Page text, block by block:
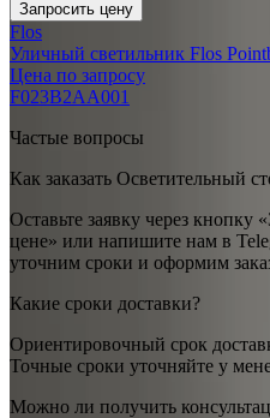
Запросить цену
Flos
Уличный светильник Flos
Цена по запросу
F023B2AA001
Частые вопросы
Как заказать Осветительный
Оставьте заявку через
цене» или напишите нам в
уточним сроки и оформим
Какие сроки доставки?
Ориентировочный срок
Точные сроки уточняйте у
Можно ли получить